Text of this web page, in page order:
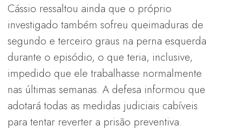
Cássio ressaltou ainda que o próprio
investigado também sofreu queimaduras de
segundo e terceiro graus na perna esquerda
durante o episódio, o que teria, inclusive,
impedido que ele trabalhasse normalmente
nas últimas semanas. A defesa informou que
adotará todas as medidas judiciais cabíveis
para tentar reverter a prisão preventiva.